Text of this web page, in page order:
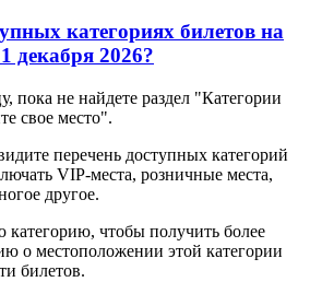
категориях билетов на
декабря 2026?
пока не найдете раздел "Категории
свое место".
перечень доступных категорий
VIP-места, розничные места,
другое.
чтобы получить более
о местоположении этой категории
билетов.